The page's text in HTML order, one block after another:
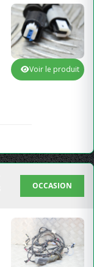
Voir le produit
OCCASION